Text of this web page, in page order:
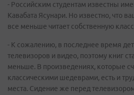
- Российским студентам известны
Кавабата Ясунари. Но известно, что
все меньше читает собственную
- К сожалению, в последнее время
телевизоров и видео, поэтому книг
меньше. В произведениях, которые
классическими шедеврами, есть и
места. Сидение же перед